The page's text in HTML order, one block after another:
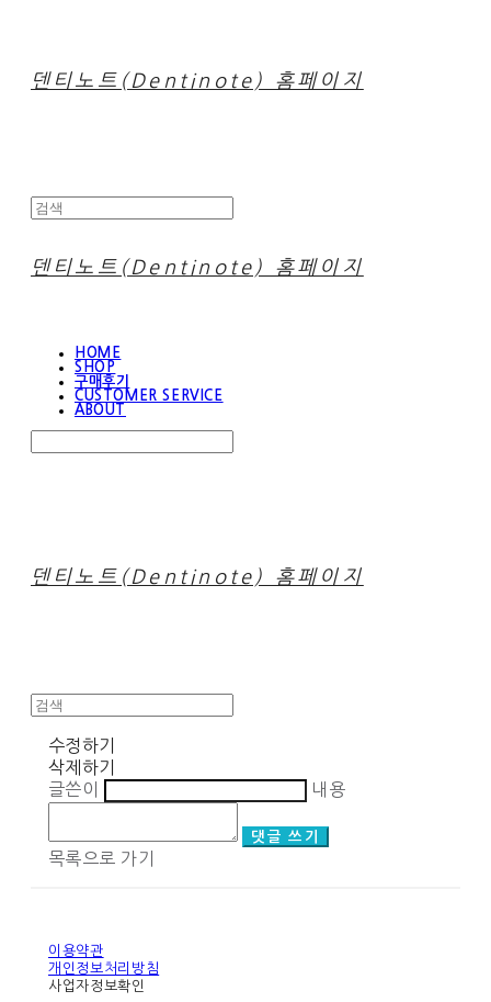
덴티노트(Dentinote) 홈페이지
덴티노트(Dentinote) 홈페이지
HOME
SHOP
구매후기
CUSTOMER SERVICE
ABOUT
덴티노트(Dentinote) 홈페이지
수정하기
삭제하기
글쓴이
내용
댓글 쓰기
목록으로 가기
이용약관
개인정보처리방침
사업자정보확인